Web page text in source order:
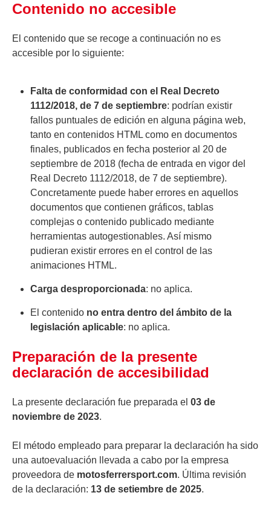
Contenido no accesible
El contenido que se recoge a continuación no es
accesible por lo siguiente:
Falta de conformidad con el Real Decreto
1112/2018, de 7 de septiembre: podrían existir
fallos puntuales de edición en alguna página web,
tanto en contenidos HTML como en documentos
finales, publicados en fecha posterior al 20 de
septiembre de 2018 (fecha de entrada en vigor del
Real Decreto 1112/2018, de 7 de septiembre).
Concretamente puede haber errores en aquellos
documentos que contienen gráficos, tablas
complejas o contenido publicado mediante
herramientas autogestionables. Así mismo
pudieran existir errores en el control de las
animaciones HTML.
Carga desproporcionada: no aplica.
El contenido no entra dentro del ámbito de la
legislación aplicable: no aplica.
Preparación de la presente
declaración de accesibilidad
La presente declaración fue preparada el 03 de
noviembre de 2023.
El método empleado para preparar la declaración ha sido
una autoevaluación llevada a cabo por la empresa
proveedora de motosferrersport.com. Última revisión
de la declaración: 13 de setiembre de 2025.